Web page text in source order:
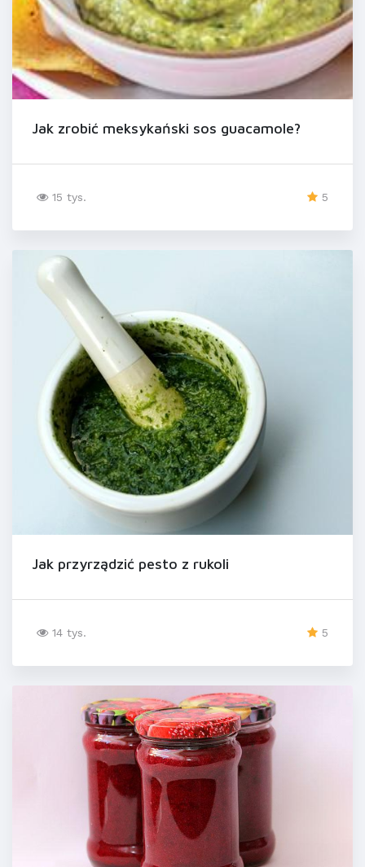
Jak zrobić meksykański sos guacamole?
15 tys. 5
Jak przyrządzić pesto z rukoli
14 tys. 5